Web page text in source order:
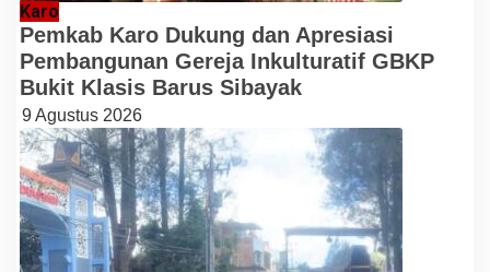
Karo
Pemkab Karo Dukung dan Apresiasi
Pembangunan Gereja Inkulturatif GBKP
Bukit Klasis Barus Sibayak
9 Agustus 2026